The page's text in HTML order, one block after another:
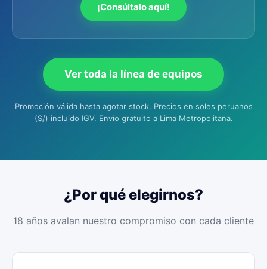
¡Consúltalo aquí!
Ver toda la línea de equipos
Promoción válida hasta agotar stock. Precios en soles peruanos
(S/) incluido IGV. Envío gratuito a Lima Metropolitana.
¿Por qué elegirnos?
18 años avalan nuestro compromiso con cada cliente